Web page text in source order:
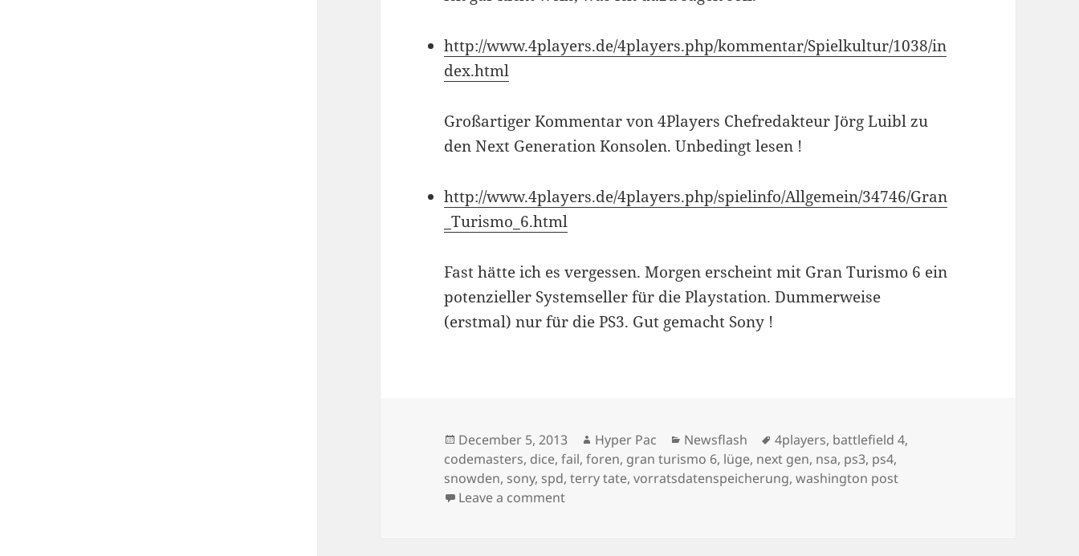
http://www.4players.de/4players.php/kommentar/Spielkultur/1038/in
dex.html
Großartiger Kommentar von 4Players Chefredakteur Jörg Luibl zu
den Next Generation Konsolen. Unbedingt lesen !
http://www.4players.de/4players.php/spielinfo/Allgemein/34746/Gran
_Turismo_6.html
Fast hätte ich es vergessen. Morgen erscheint mit Gran Turismo 6 ein
potenzieller Systemseller für die Playstation. Dummerweise
(erstmal) nur für die PS3. Gut gemacht Sony !
Posted
on
December 5, 2013 Author
Hyper Pac Categories
Newsflash Tags
4players, battlefield 4,
codemasters, dice,fail,foren, gran turismo 6, lüge, next gen, nsa, ps3, ps4,
snowden, sony, spd,terry tate,vorratsdatenspeicherung,washington post
Leave a commenton Newsflash